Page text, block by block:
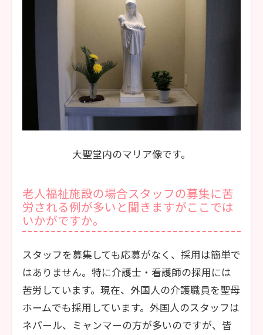
大聖堂内のマリア像です。
老人福祉施設の場合スタッフの募集に苦
労される例が多いと聞きますがここでは
いかがですか。
スタッフを募集しても応募がなく、採用は簡単で
はありません。特に介護士・看護師の採用には
苦労しています。現在、外国人の介護職員を聖母
ホームでも採用しています。外国人のスタッフは
ネパール、ミャンマーの方が多いのですが、皆